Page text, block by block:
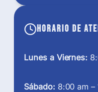
Horario de
Lunes a Viernes:
Sábado: 8:00 am –